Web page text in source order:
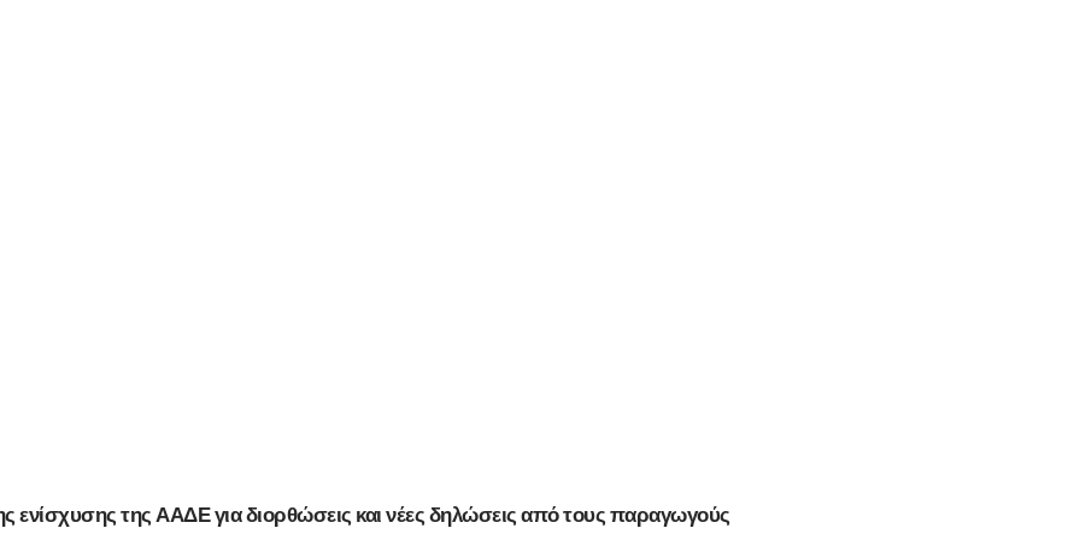
ενίσχυσης της ΑΑΔΕ για διορθώσεις και νέες δηλώσεις από τους παραγωγούς